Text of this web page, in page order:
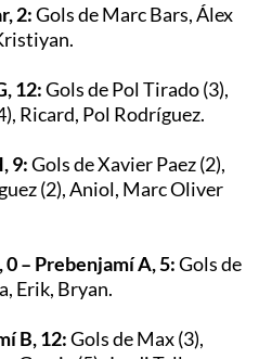
2:Gols de Marc Bars, Álex
12:Gols de Pol Tirado (3),
Ricard, Pol Rodríguez.
9:Gols de Xavier Paez (2),
(2), Aniol, Marc Oliver
– Prebenjamí A, 5:Gols de
Erik, Bryan.
B, 12:Gols de Max (3),